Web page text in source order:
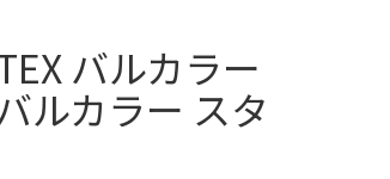
バルカラー
カラー スタ